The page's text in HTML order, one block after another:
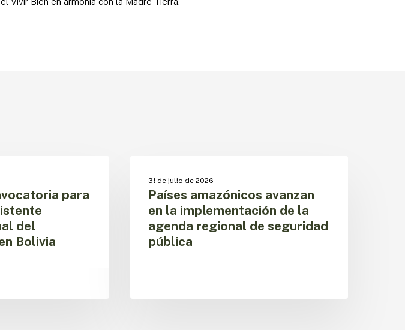
para
del
Bolivia
avanzan
implementación
31 de julio de 2026
Países amazónicos avanzan
en la implementación de la
agenda regional de seguridad
pública